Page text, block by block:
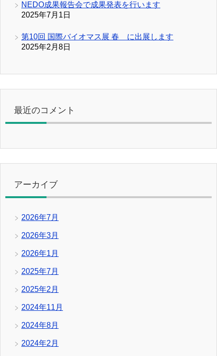
NEDO成果報告会で成果発表を行います
2025年7月1日
第10回 国際バイオマス展 春 に出展します
2025年2月8日
最近のコメント
アーカイブ
2026年7月
2026年3月
2026年1月
2025年7月
2025年2月
2024年11月
2024年8月
2024年2月